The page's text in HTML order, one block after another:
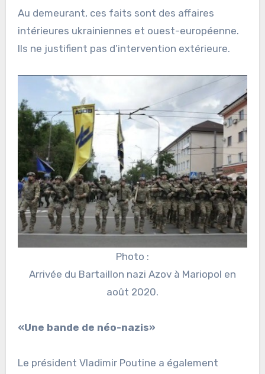
Au demeurant, ces faits sont des affaires
intérieures ukrainiennes et ouest-européenne.
Ils ne justifient pas d’intervention extérieure.
Photo :
Arrivée du Bartaillon nazi Azov à Mariopol en
août 2020.
«Une bande de néo-nazis»
Le président Vladimir Poutine a également